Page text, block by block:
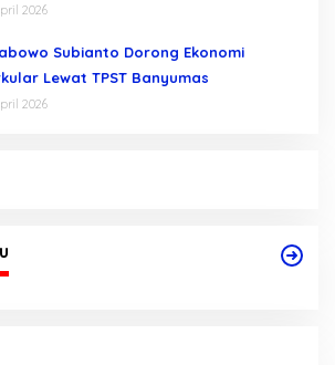
2026
Subianto Dorong Ekonomi
Lewat TPST Banyumas
2026